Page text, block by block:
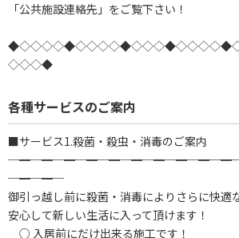
「公共施設連絡先」をご覧下さい！
◇◇◇◆
各種サービスのご案内
■サービス1.殺菌・殺虫・消毒のご案内
─━─━─
御引っ越し前に殺菌・消毒によりさらに快適
安心して新しい生活に入って頂けます！
○ 入居前にだけ出来る施工です！